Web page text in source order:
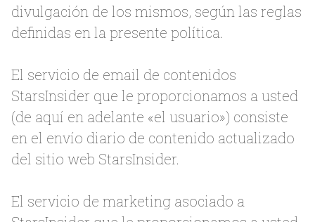
divulgación de los mismos, según las reglas
definidas en la presente política.
El servicio de email de contenidos
StarsInsider que le proporcionamos a usted
(de aquí en adelante «el usuario») consiste
en el envío diario de contenido actualizado
del sitio web StarsInsider.
El servicio de marketing asociado a